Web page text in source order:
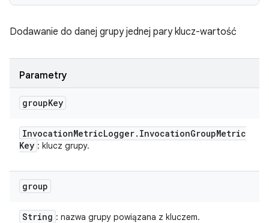
Dodawanie do danej grupy jednej pary klucz-wartość
Parametry
groupKey
InvocationMetricLogger. InvocationGroupMetric
Key : klucz grupy.
group
String : nazwa grupy powiązana z kluczem.